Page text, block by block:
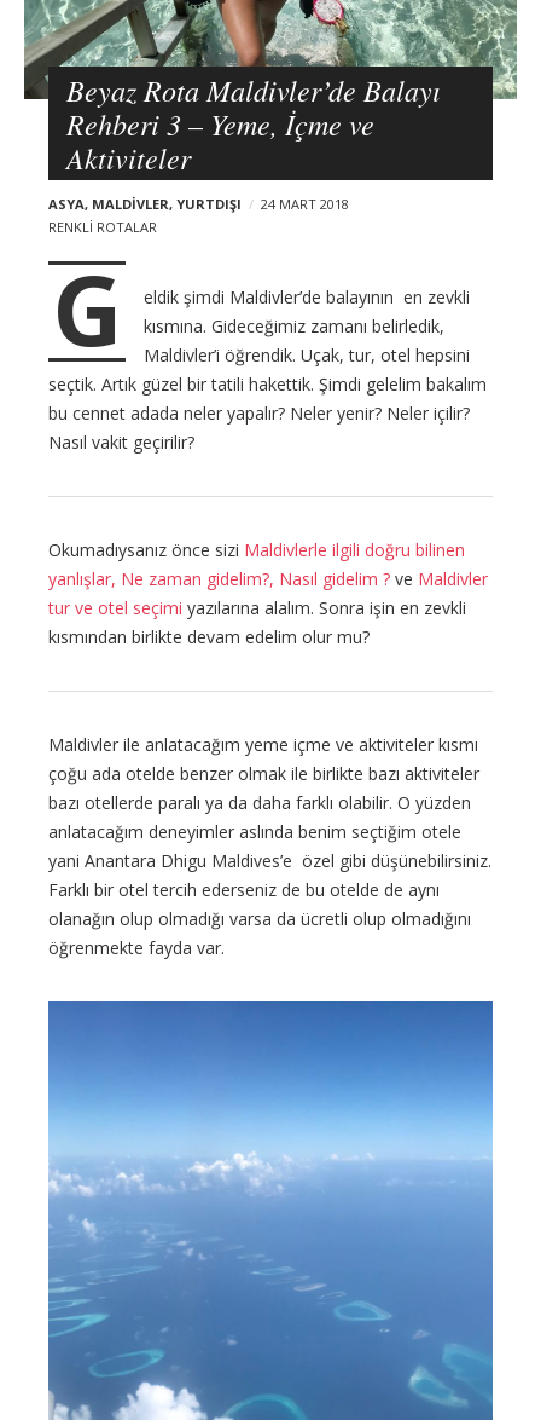
Beyaz Rota Maldivler’de Balayı
Rehberi 3 – Yeme, İçme ve
Aktiviteler
ASYA, MALDIVLER, YURTDIŞI
24 MART 2018
RENKLI ROTALAR
G
eldik şimdi Maldivler’de balayının en zevkli
kısmına. Gideceğimiz zamanı belirledik,
Maldivler’i öğrendik. Uçak, tur, otel hepsini
seçtik. Artık güzel bir tatili hakettik. Şimdi gelelim bakalım
bu cennet adada neler yapalır? Neler yenir? Neler içilir?
Nasıl vakit geçirilir?
Okumadıysanız önce sizi Maldivlerle ilgili doğru bilinen
yanlışlar, Ne zaman gidelim?, Nasıl gidelim ? ve Maldivler
tur ve otel seçimi yazılarına alalım. Sonra işin en zevkli
kısmından birlikte devam edelim olur mu?
Maldivler ile anlatacağım yeme içme ve aktiviteler kısmı
çoğu ada otelde benzer olmak ile birlikte bazı aktiviteler
bazı otellerde paralı ya da daha farklı olabilir. O yüzden
anlatacağım deneyimler aslında benim seçtiğim otele
yani Anantara Dhigu Maldives’e özel gibi düşünebilirsiniz.
Farklı bir otel tercih ederseniz de bu otelde de aynı
olanağın olup olmadığı varsa da ücretli olup olmadığını
öğrenmekte fayda var.